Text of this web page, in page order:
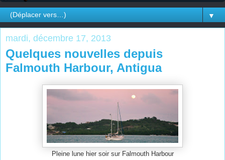
▼
mardi, décembre 17, 2013
Quelques nouvelles depuis
Falmouth Harbour, Antigua
Pleine lune hier soir sur Falmouth Harbour